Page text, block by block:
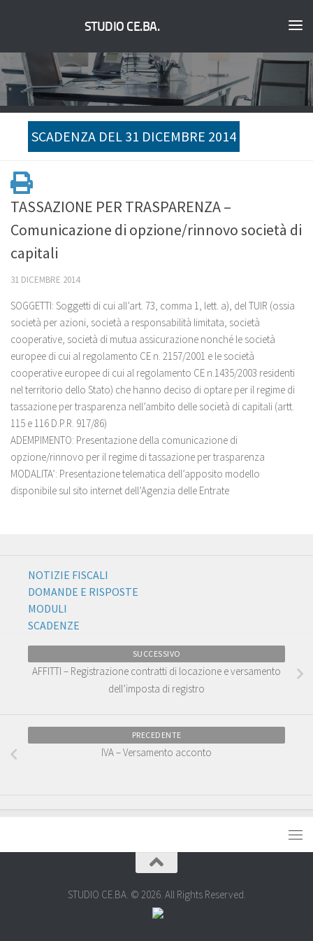
STUDIO CE.BA.
SCADENZA DEL 31 DICEMBRE 2014
TASSAZIONE PER TRASPARENZA –
Comunicazione di opzione/rinnovo società di
capitali
31 DICEMBRE 2014
SOGGETTI: Soggetti di cui all’art. 73, comma 1, lett. a), del TUIR (ossia
società per azioni, società a responsabilità limitata, società
cooperative, società di mutua assicurazione nonché le società
europee di cui al regolamento CE n. 2157/2001 e le società
cooperative europee di cui al regolamento CE n.1435/2003 residenti
nel territorio dello Stato) che hanno deciso di optare per il regime di
tassazione per trasparenza nell’ambito delle società di capitali (artt.
115 e 116 D.P.R. 917/86)
ADEMPIMENTO: Presentazione della comunicazione di
opzione/rinnovo per il regime di tassazione per trasparenza
MODALITA’: Presentazione telematica dell’apposito modello
disponibile sul sito internet dell’Agenzia delle Entrate
NOTIZIE FISCALI
DOMANDE E RISPOSTE
MODULI
SCADENZE
SUCCESSIVO
AFFITTI – Registrazione contratti di locazione e versamento
dell’imposta di registro
PRECEDENTE
IVA – Versamento acconto
STUDIO CE.BA. © 2026. All Rights Reserved.